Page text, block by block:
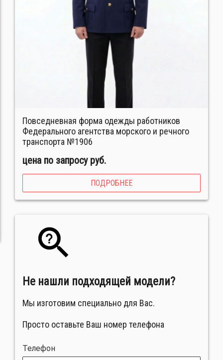
Повседневная форма одежды работников
Федерального агентства морского и речного
транспорта №1906
цена по запросу руб.
ПОДРОБНЕЕ
Не нашли подходящей модели?
Мы изготовим специально для Вас.
Просто оставьте Ваш номер телефона
Телефон